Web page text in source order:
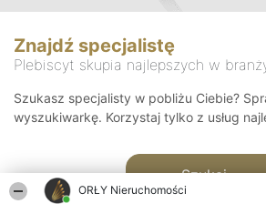
ORŁY Nieruchomości
Znajdź specjalistę
Plebiscyt skupia najlepszych w
Szukasz specjalisty w pobliżu Ciebie?
wyszukiwarkę. Korzystaj tylko z usług
Szukaj